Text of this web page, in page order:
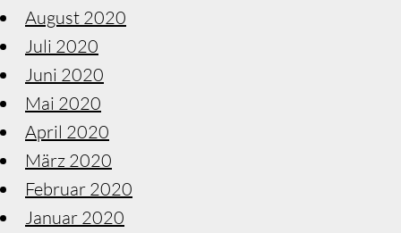
August 2020
Juli 2020
Juni 2020
Mai 2020
April 2020
März 2020
Februar 2020
Januar 2020